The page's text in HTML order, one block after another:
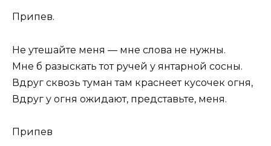
Припев.
Не утешайте меня — мне слова не нужны.
Мне б разыскать тот ручей у янтарной сосны.
Вдруг сквозь туман там краснеет кусочек огня,
Вдруг у огня ожидают, представьте, меня.
Припев